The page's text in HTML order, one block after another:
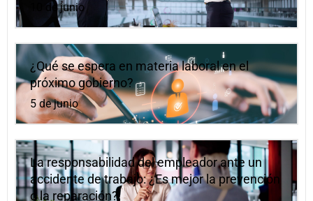
10 de junio
¿Qué se espera en materia laboral en el
próximo gobierno?
5 de junio
La responsabilidad del empleador ante un
accidente de trabajo: ¿Es mejor la prevención
o la reparación?